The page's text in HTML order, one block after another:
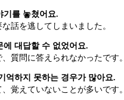
기를 놓쳤어요.
話を逃してしまいました。
에 대답할 수 없었어요.
質問に答えられなかったです。
억하지 못하는 경우가 많아요.
覚えていないことが多いです。